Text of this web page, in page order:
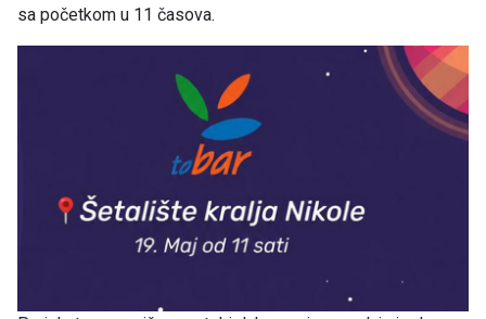
sa početkom u 11 časova.